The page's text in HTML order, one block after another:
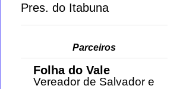
Pres. do Itabuna
Parceiros
Folha do Vale
Vereador de Salvador e